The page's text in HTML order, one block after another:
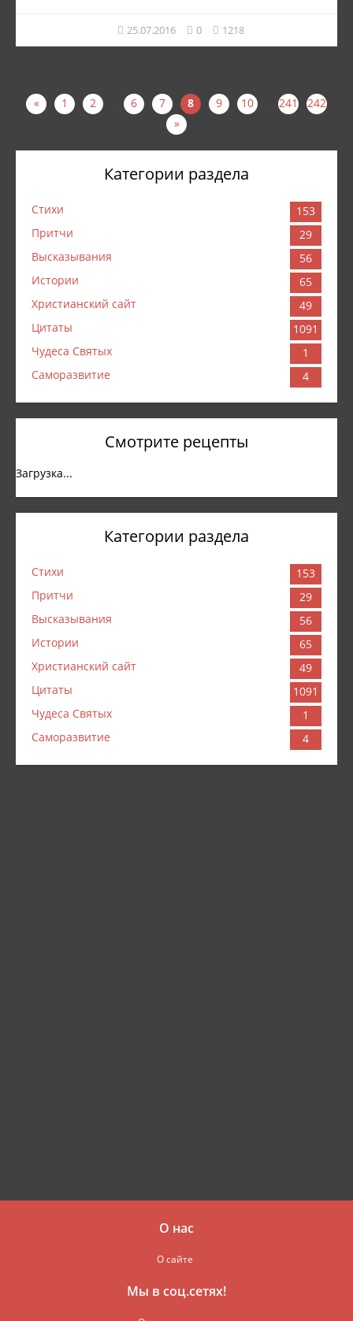
Категории раздела
Стихи
153
Притчи
29
Высказывания
56
Истории
65
Христианский сайт
49
Цитаты
1091
Чудеса Святых
1
Саморазвитие
4
Смотрите рецепты
Загрузка...
Категории раздела
Стихи
153
Притчи
29
Высказывания
56
Истории
65
Христианский сайт
49
Цитаты
1091
Чудеса Святых
1
Саморазвитие
4
25.07.2016 0 1218
« 1 2 6 7 8 9 10 241
242
»
О нас
О сайте
Мы в соц.сетях!